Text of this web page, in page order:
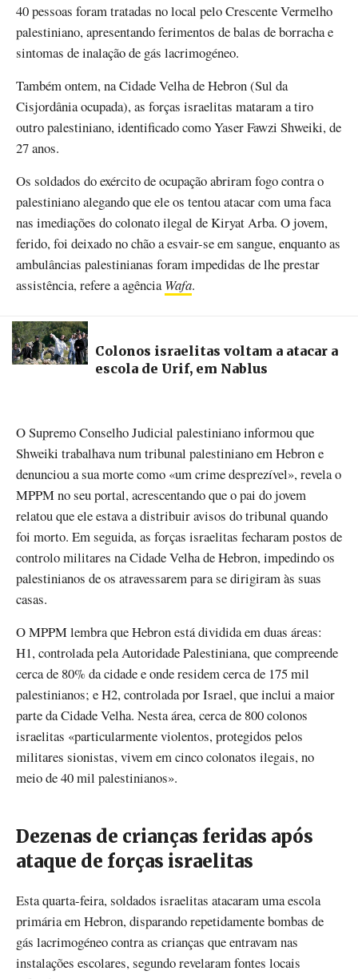
40 pessoas foram tratadas no local pelo Crescente Vermelho
palestiniano, apresentando ferimentos de balas de borracha e
sintomas de inalação de gás lacrimogéneo.
Também ontem, na Cidade Velha de Hebron (Sul da
Cisjordânia ocupada), as forças israelitas mataram a tiro
outro palestiniano, identificado como Yaser Fawzi Shweiki, de
27 anos.
Os soldados do exército de ocupação abriram fogo contra o
palestiniano alegando que ele os tentou atacar com uma faca
nas imediações do colonato ilegal de Kiryat Arba. O jovem,
ferido, foi deixado no chão a esvair-se em sangue, enquanto as
ambulâncias palestinianas foram impedidas de lhe prestar
assistência, refere a agênciaWafa.
Colonos israelitas voltam a atacar a
escola de Urif, em Nablus
O Supremo Conselho Judicial palestiniano informou que
Shweiki trabalhava num tribunal palestiniano em Hebron e
denunciou a sua morte como «um crime desprezível», revela o
MPPM no seu portal, acrescentando que o pai do jovem
relatou que ele estava a distribuir avisos do tribunal quando
foi morto. Em seguida, as forças israelitas fecharam postos de
controlo militares na Cidade Velha de Hebron, impedindo os
palestinianos de os atravessarem para se dirigiram às suas
casas.
O MPPM lembra que Hebron está dividida em duas áreas:
H1, controlada pela Autoridade Palestiniana, que compreende
cerca de 80% da cidade e onde residem cerca de 175 mil
palestinianos; e H2, controlada por Israel, que inclui a maior
parte da Cidade Velha. Nesta área, cerca de 800 colonos
israelitas «particularmente violentos, protegidos pelos
militares sionistas, vivem em cinco colonatos ilegais, no
meio de 40 mil palestinianos».
Dezenas de crianças feridas após
ataque de forças israelitas
Esta quarta-feira, soldados israelitas atacaram uma escola
primária em Hebron, disparando repetidamente bombas de
gás lacrimogéneo contra as crianças que entravam nas
instalações escolares, segundo revelaram fontes locais